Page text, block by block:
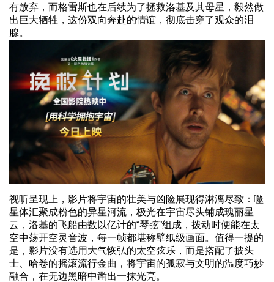
有放弃，而格雷斯也在后续为了拯救洛基及其母星，毅然做
出巨大牺牲，这份双向奔赴的情谊，彻底击穿了观众的泪
腺。
视听呈现上，影片将宇宙的壮美与凶险展现得淋漓尽致：噬
星体汇聚成粉色的异星河流，极光在宇宙尽头铺成瑰丽星
云，洛基的飞船由数以亿计的“琴弦”组成，拨动时便能在太
空中荡开空灵音波，每一帧都堪称壁纸级画面。值得一提的
是，影片没有选用大气恢弘的太空弦乐，而是搭配了披头
士、哈卷的摇滚流行金曲，将宇宙的孤寂与文明的温度巧妙
融合，在无边黑暗中凿出一抹光亮。